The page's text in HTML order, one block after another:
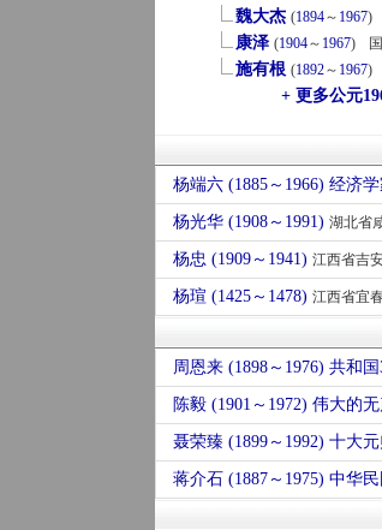
魏大杰 (1894～ 1967)
康泽 (1904～ 1967)
施有根 (1892～ 1967)
+ 更多公元
杨端六 (1885～1966) 经济学
杨光华 (1908～1991) 湖北省
杨忠 (1909～1941) 江西省吉
杨瑄 (1425～1478) 江西省宜
周恩来 (1898～1976) 共和
陈毅 (1901～1972) 伟大的
聂荣臻 (1899～1992) 十大
蒋介石 (1887～1975) 中华